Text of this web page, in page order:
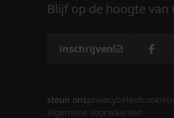
Blijf op de hoogte
inschrijven
steun onsprivacybeleid
algemene voorwaarden